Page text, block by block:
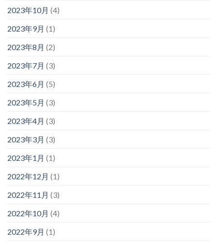
2023年10月 (4)
2023年9月 (1)
2023年8月 (2)
2023年7月 (3)
2023年6月 (5)
2023年5月 (3)
2023年4月 (3)
2023年3月 (3)
2023年1月 (1)
2022年12月 (1)
2022年11月 (3)
2022年10月 (4)
2022年9月 (1)